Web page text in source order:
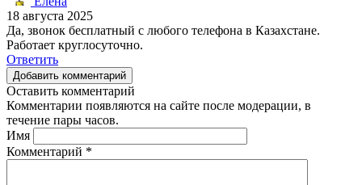
18 августа 2025
Да, звонок бесплатный с любого телефона в Казахстане.
Работает круглосуточно.
Ответить
Добавить комментарий
Оставить комментарий
Комментарии появляются на сайте после модерации, в
течение пары часов.
Имя
Комментарий *